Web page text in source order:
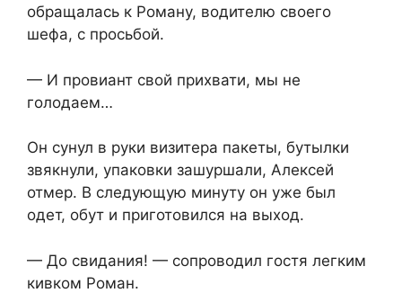
обращалась к Роману, водителю своего
шефа, с просьбой.
— И провиант свой прихвати, мы не
голодаем…
Он сунул в руки визитера пакеты, бутылки
звякнули, упаковки зашуршали, Алексей
отмер. В следующую минуту он уже был
одет, обут и приготовился на выход.
— До свидания! — сопроводил гостя легким
кивком Роман.